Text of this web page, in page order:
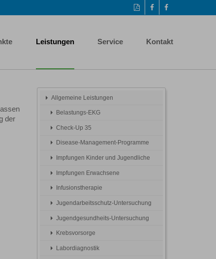
Diese
Seite
drucken
Auf
Facebook
Facebook-
Seite
Leistungen Service Kontakt
der
Allgemeine Leistungen
Belastungs-EKG
Check-Up 35
Disease-Management-Programme
Impfungen Kinder und Jugendliche
Impfungen Erwachsene
Infusionstherapie
Jugendarbeitsschutz-Untersuchung
Jugendgesundheits-Untersuchung
Krebsvorsorge
Labordiagnostik